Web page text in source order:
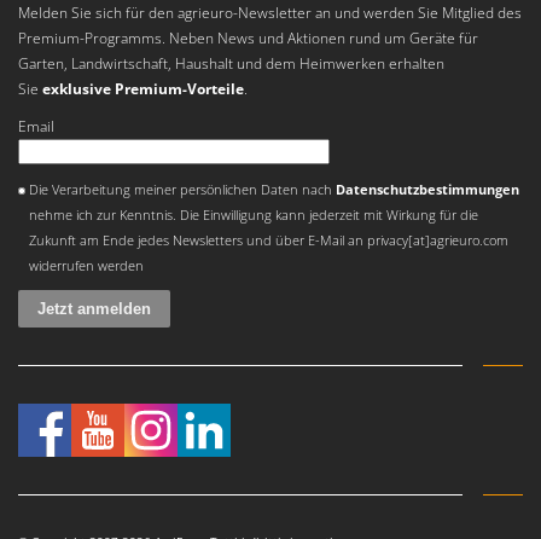
Melden Sie sich für den agrieuro-Newsletter an und werden Sie Mitglied des
Premium-Programms. Neben News und Aktionen rund um Geräte für
Garten, Landwirtschaft, Haushalt und dem Heimwerken erhalten
Sie exklusive Premium-Vorteile.
Email
Die Verarbeitung meiner persönlichen Daten nach Datenschutzbestimmungen
nehme ich zur Kenntnis. Die Einwilligung kann jederzeit mit Wirkung für die
Zukunft am Ende jedes Newsletters und über E-Mail an privacy[at]agrieuro.com
widerrufen werden